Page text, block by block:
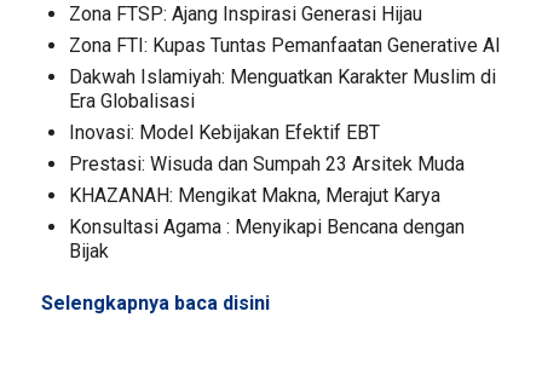
Zona FTSP: Ajang Inspirasi Generasi Hijau
Zona FTI: Kupas Tuntas Pemanfaatan Generative AI
Dakwah Islamiyah: Menguatkan Karakter Muslim di
Era Globalisasi
Inovasi: Model Kebijakan Efektif EBT
Prestasi: Wisuda dan Sumpah 23 Arsitek Muda
KHAZANAH: Mengikat Makna, Merajut Karya
Konsultasi Agama : Menyikapi Bencana dengan
Bijak
Selengkapnya baca disini